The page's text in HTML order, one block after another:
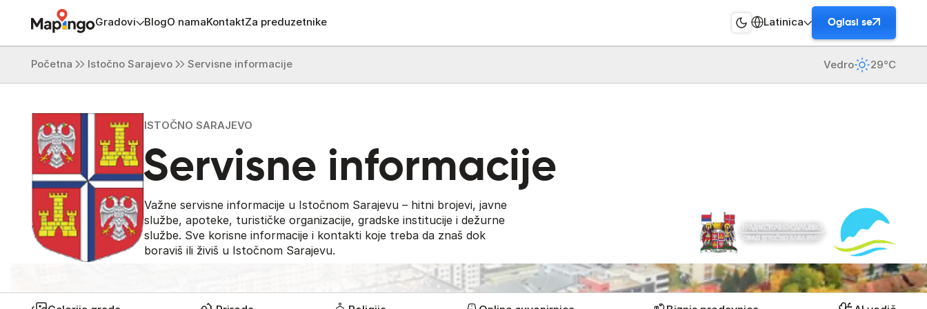
Gradovi BlogO namaKontaktZa preduzetnike Latinica Oglasi se
Početna Istočno Sarajevo Servisne informacije Vedro 29°C
ISTOČNO SARAJEVO
Servisne informacije
Važne servisne informacije u Istočnom Sarajevu – hitni brojevi, javne
službe, apoteke, turističke organizacije, gradske institucije i dežurne
službe. Sve korisne informacije i kontakti koje treba da znaš dok
boraviš ili živiš u Istočnom Sarajevu.